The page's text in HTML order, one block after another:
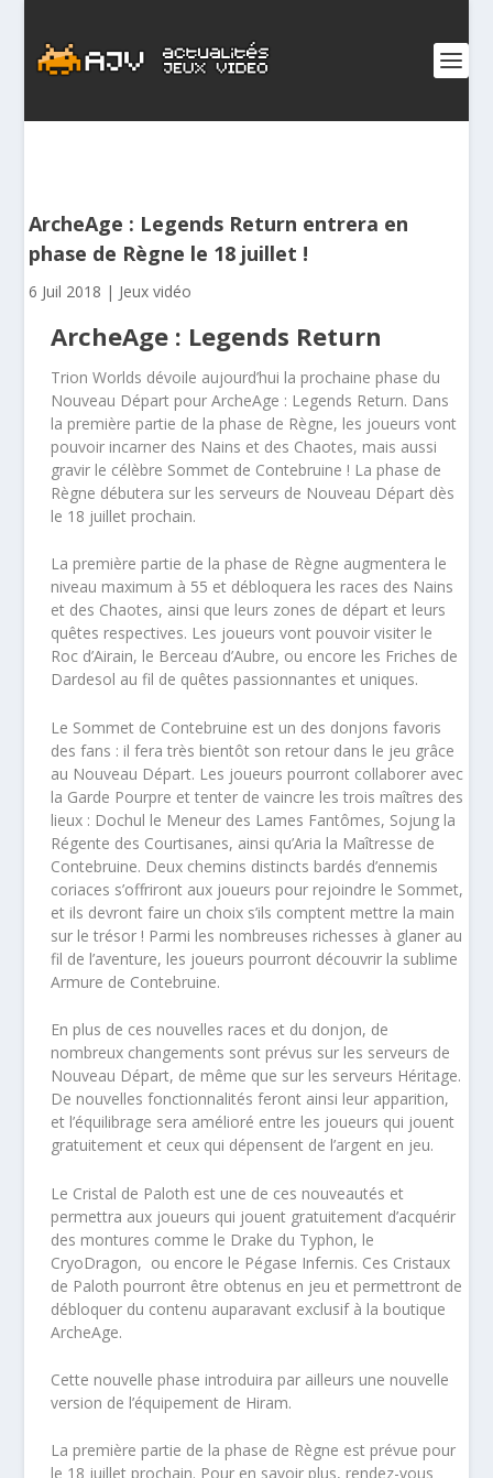
ArcheAge : Legends Return entrera en
phase de Règne le 18 juillet !
6 Juil 2018 | Jeux vidéo
ArcheAge : Legends Return
Trion Worlds dévoile aujourd’hui la prochaine phase du
Nouveau Départ pour ArcheAge : Legends Return. Dans
la première partie de la phase de Règne, les joueurs vont
pouvoir incarner des Nains et des Chaotes, mais aussi
gravir le célèbre Sommet de Contebruine ! La phase de
Règne débutera sur les serveurs de Nouveau Départ dès
le 18 juillet prochain.
La première partie de la phase de Règne augmentera le
niveau maximum à 55 et débloquera les races des Nains
et des Chaotes, ainsi que leurs zones de départ et leurs
quêtes respectives. Les joueurs vont pouvoir visiter le
Roc d’Airain, le Berceau d’Aubre, ou encore les Friches de
Dardesol au fil de quêtes passionnantes et uniques.
Le Sommet de Contebruine est un des donjons favoris
des fans : il fera très bientôt son retour dans le jeu grâce
au Nouveau Départ. Les joueurs pourront collaborer avec
la Garde Pourpre et tenter de vaincre les trois maîtres des
lieux : Dochul le Meneur des Lames Fantômes, Sojung la
Régente des Courtisanes, ainsi qu’Aria la Maîtresse de
Contebruine. Deux chemins distincts bardés d’ennemis
coriaces s’offriront aux joueurs pour rejoindre le Sommet,
et ils devront faire un choix s’ils comptent mettre la main
sur le trésor ! Parmi les nombreuses richesses à glaner au
fil de l’aventure, les joueurs pourront découvrir la sublime
Armure de Contebruine.
En plus de ces nouvelles races et du donjon, de
nombreux changements sont prévus sur les serveurs de
Nouveau Départ, de même que sur les serveurs Héritage.
De nouvelles fonctionnalités feront ainsi leur apparition,
et l’équilibrage sera amélioré entre les joueurs qui jouent
gratuitement et ceux qui dépensent de l’argent en jeu.
Le Cristal de Paloth est une de ces nouveautés et
permettra aux joueurs qui jouent gratuitement d’acquérir
des montures comme le Drake du Typhon, le
CryoDragon, ou encore le Pégase Infernis. Ces Cristaux
de Paloth pourront être obtenus en jeu et permettront de
débloquer du contenu auparavant exclusif à la boutique
ArcheAge.
Cette nouvelle phase introduira par ailleurs une nouvelle
version de l’équipement de Hiram.
La première partie de la phase de Règne est prévue pour
le 18 juillet prochain. Pour en savoir plus, rendez-vous